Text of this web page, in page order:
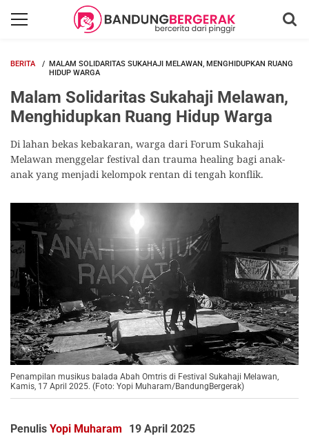
BERITA
MALAM SOLIDARITAS SUKAHAJI MELAWAN, MENGHIDUPKAN RUANG
HIDUP WARGA
Malam Solidaritas Sukahaji Melawan,
Menghidupkan Ruang Hidup Warga
Di lahan bekas kebakaran, warga dari Forum Sukahaji
Melawan menggelar festival dan trauma healing bagi anak-
anak yang menjadi kelompok rentan di tengah konflik.
Penampilan musikus balada Abah Omtris di Festival Sukahaji Melawan,
Kamis, 17 April 2025. (Foto: Yopi Muharam/BandungBergerak)
Penulis Yopi Muharam 19 April 2025